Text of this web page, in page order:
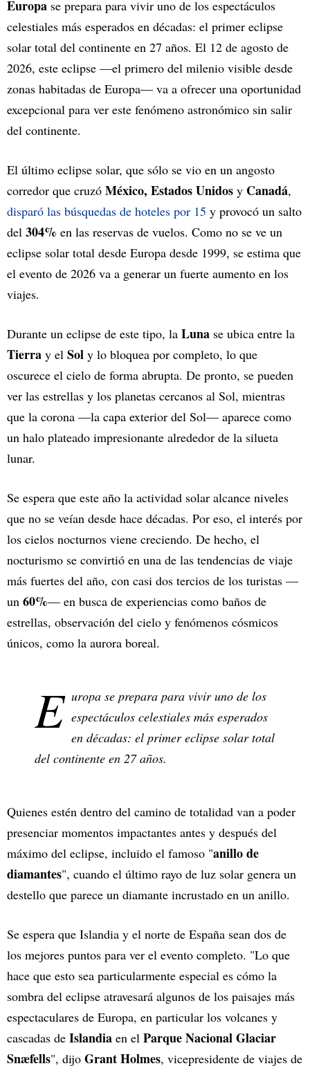
Europa se prepara para vivir uno de los espectáculos
celestiales más esperados en décadas: el primer eclipse
solar total del continente en 27 años. El 12 de agosto de
2026, este eclipse —el primero del milenio visible desde
zonas habitadas de Europa— va a ofrecer una oportunidad
excepcional para ver este fenómeno astronómico sin salir
del continente.
El último eclipse solar, que sólo se vio en un angosto
corredor que cruzó México, Estados Unidos y Canadá,
disparó las búsquedas de hoteles por 15 y provocó un salto
del 304% en las reservas de vuelos. Como no se ve un
eclipse solar total desde Europa desde 1999, se estima que
el evento de 2026 va a generar un fuerte aumento en los
viajes.
Durante un eclipse de este tipo, la Luna se ubica entre la
Tierra y el Sol y lo bloquea por completo, lo que
oscurece el cielo de forma abrupta. De pronto, se pueden
ver las estrellas y los planetas cercanos al Sol, mientras
que la corona —la capa exterior del Sol— aparece como
un halo plateado impresionante alrededor de la silueta
lunar.
Se espera que este año la actividad solar alcance niveles
que no se veían desde hace décadas. Por eso, el interés por
los cielos nocturnos viene creciendo. De hecho, el
nocturismo se convirtió en una de las tendencias de viaje
más fuertes del año, con casi dos tercios de los turistas —
un 60%— en busca de experiencias como baños de
estrellas, observación del cielo y fenómenos cósmicos
únicos, como la aurora boreal.
E uropa se prepara para vivir uno de los
espectáculos celestiales más esperados
en décadas: el primer eclipse solar total
del continente en 27 años.
Quienes estén dentro del camino de totalidad van a poder
presenciar momentos impactantes antes y después del
máximo del eclipse, incluido el famoso "anillo de
diamantes", cuando el último rayo de luz solar genera un
destello que parece un diamante incrustado en un anillo.
Se espera que Islandia y el norte de España sean dos de
los mejores puntos para ver el evento completo. "Lo que
hace que esto sea particularmente especial es cómo la
sombra del eclipse atravesará algunos de los paisajes más
espectaculares de Europa, en particular los volcanes y
cascadas de Islandia en el Parque Nacional Glaciar
Snæfells", dijo Grant Holmes, vicepresidente de viajes de